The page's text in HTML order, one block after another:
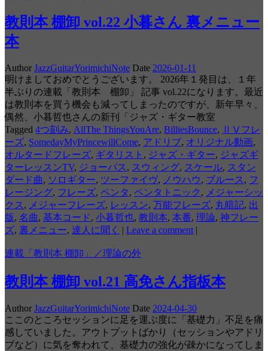
教則本 棚卸 vol.22 小暮さん 裏メニュー
本
Author JazzGuitarYorimichiNote Date 2026-01-11
明けましておめでとうございます。 2026年１発目は、１年
半ぶりの連載「教則本 棚卸」 記事 vol.22になります。最近
は教則本を買う機会も減ってしまったのですが、新年早々、
偶然、小暮哲也さんの新刊「ジャズ・ギター教室
Tagged 4つ刻み, AllThe ThingsYouAre, BilliesBounce, ⅡⅤフレ
ーズ, SomedayMyPrincewillCome, アドリブ, オリジナル動画,
オルタードフレーズ, ギタリスト , ジャズ・ギター, ジャズギ
ターレッスンTV, ジョーパス , スウィング, スケール, スタン
ダード曲, ソロギター, ツーファイヴ, ノウハウ, ブルース , フ
レージング, フレーズ, ペンタ , ペンタトニック , メジャーシッ
クス , メジャーフレーズ, レッスン, 万能フレーズ, 丸暗記, 出
版, 名曲, 基本コード, 小暮哲也, 教則本, 本番, 理論, 神フレー
ズ, 裏メニュー, 達人に聞く | Leave a comment |
連載「教則本 棚卸」／理論の外
教則本 棚卸 vol.21 高免さん指板本
Author JazzGuitarYorimichiNote Date 2024-04-30
ここのところセッションに足を運ぶ度に「基礎力」不足を痛
感していました。アウトプットばかり（セッションやアドリ
ブなど）に気を奪われて、基礎力の強化が疎かになってしま